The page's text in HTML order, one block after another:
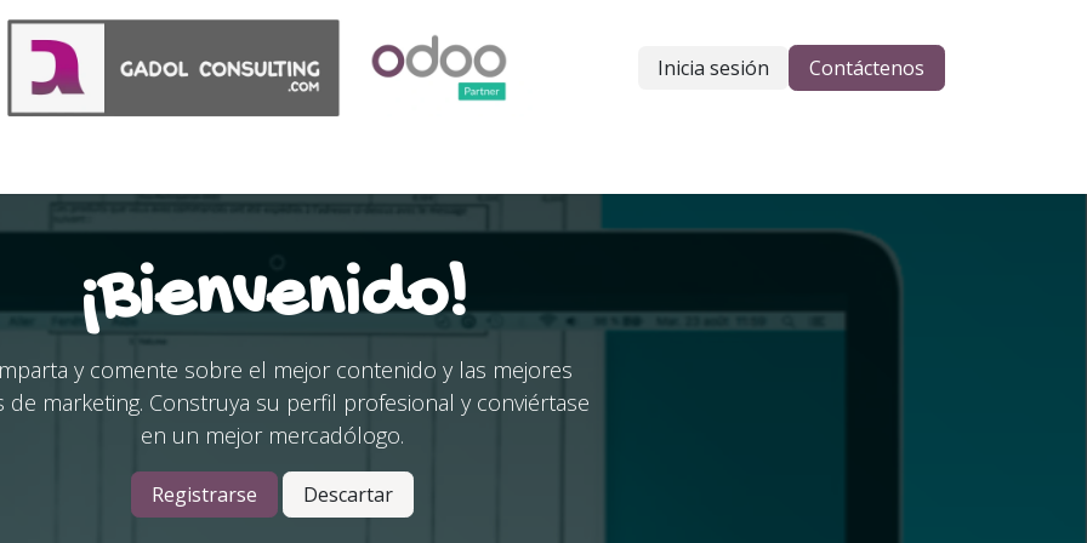
Inicia sesión Contáctenos
¡Bienvenido!
y comente sobre el mejor contenido y las mejores
de marketing. Construya su perfil profesional y conviértase
en un mejor mercadólogo.
Registrarse Descartar